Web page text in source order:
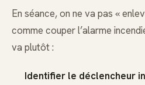
En séance, on ne va pas «
comme couper l’alarme
va plutôt :
Identifier le déclencheur